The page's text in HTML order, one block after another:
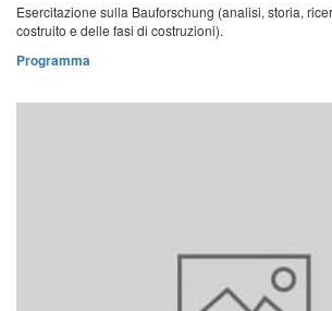
Esercitazione sulla Bauforschung (analisi, storia,
costruito e delle fasi di costruzioni).
Programma